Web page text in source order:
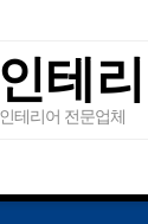
테
테리어 전문업체